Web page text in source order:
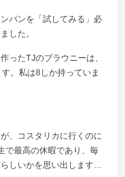
パンを「試してみる」必
した。
ったTJのブラウニーは、
。私は8しか持っていま
、コスタリカに行くのに
で最高の休暇であり、毎
しいかを思い出します…